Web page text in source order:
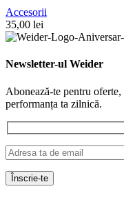
Accesorii
35,00 lei
Newsletter-ul Weider
Abonează-te pentru
performanța ta zilnică.